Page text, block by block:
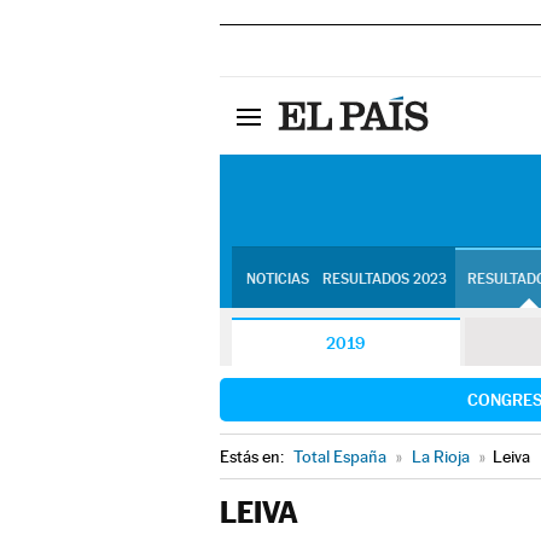
NOTICIAS RESULTADOS 2023
2019
Estás en: Total España » La Rioja » Leiva
LEIVA